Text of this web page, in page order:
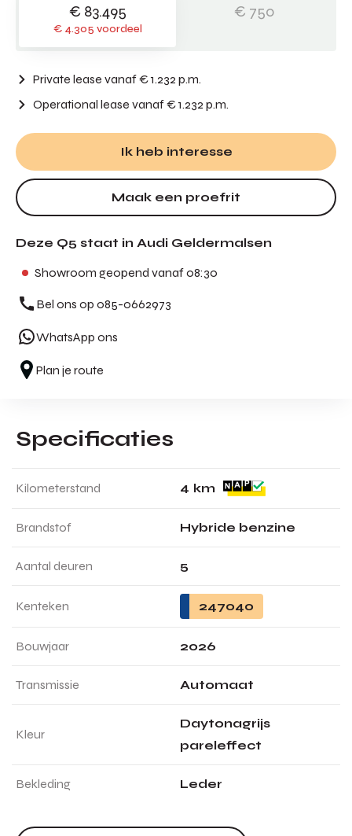
€ 83.495
€ 4.305 voordeel
€ 750
Private lease vanaf € 1.232 p.m.
Operational lease
vanaf € 1.232 p.m.
Ik heb interesse
Maak een proefrit
Deze Q5 staat in Audi Geldermalsen
Showroom geopend vanaf 08:30
Bel ons op 085-0662973
WhatsApp ons
Plan je route
Specificaties
Kilometerstand 4 km
Brandstof Hybride benzine
Aantal deuren 5
Kenteken 247040
Bouwjaar 2026
Transmissie Automaat
Kleur
Daytonagrijs
pareleffect
Bekleding Leder